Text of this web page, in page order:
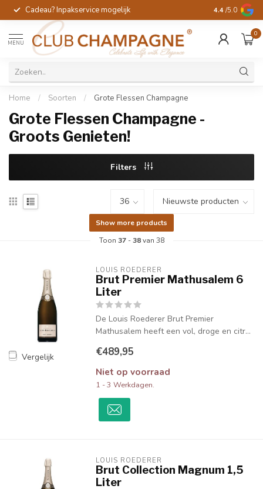
Cadeau? Inpakservice mogelijk Gratis
4.4 /5.0
MENU
0
Home / Soorten / Grote Flessen Champagne
Grote Flessen Champagne -
Groots Genieten!
Filters
Show more products
Toon 37-38van 38
Vergelijk
LOUIS ROEDERER
Brut Premier Mathusalem 6
Liter
De Louis Roederer Brut Premier
Mathusalem heeft een vol, droge en citr...
€489,95
Niet op voorraad
1 - 3 Werkdagen.
LOUIS ROEDERER
Brut Collection Magnum 1,5
Liter